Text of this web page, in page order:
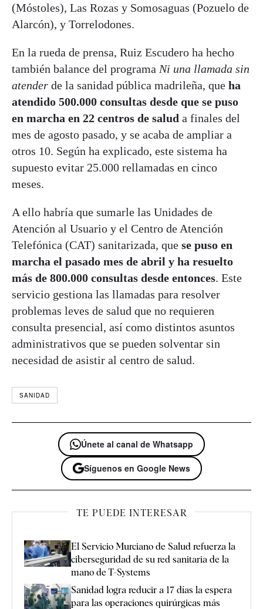
(Móstoles), Las Rozas y Somosaguas (Pozuelo de
Alarcón), y Torrelodones.
En la rueda de prensa, Ruiz Escudero ha hecho
también balance del programa Ni una llamada sin
atender de la sanidad pública madrileña, que ha
atendido 500.000 consultas desde que se puso
en marcha en 22 centros de salud a finales del
mes de agosto pasado, y se acaba de ampliar a
otros 10. Según ha explicado, este sistema ha
supuesto evitar 25.000 rellamadas en cinco
meses.
A ello habría que sumarle las Unidades de
Atención al Usuario y el Centro de Atención
Telefónica (CAT) sanitarizada, que se puso en
marcha el pasado mes de abril y ha resuelto
más de 800.000 consultas desde entonces. Este
servicio gestiona las llamadas para resolver
problemas leves de salud que no requieren
consulta presencial, así como distintos asuntos
administrativos que se pueden solventar sin
necesidad de asistir al centro de salud.
SANIDAD
Únete al canal de Whatsapp
Síguenos en Google News
TE PUEDE INTERESAR
El Servicio Murciano de Salud refuerza la
ciberseguridad de su red sanitaria de la
mano de T-Systems
Sanidad logra reducir a 17 días la espera
para las operaciones quirúrgicas más